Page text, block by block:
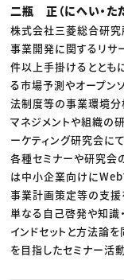
二瓶 正（にへい・た
株式会社三菱総合研究
事業開発に関するリサ
件以上手掛けるととも
る市場予測やオープン
法制度等の事業環境分
マネジメントや組織の
ーケティング研究会に
各種セミナーや研究会
は中小企業向けにWeb
事業計画策定等の支援
単なる自己啓発や知識
インドセットと方法論
を目指したセミナー活